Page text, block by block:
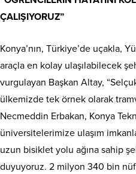
ÇALIŞIYORUZ”
Konya’nın, Türkiye’de uçakla,
araçla en kolay ulaşılabilecek
vurgulayan Başkan Altay,
ülkemizde tek örnek olarak
Necmeddin Erbakan, Konya
üniversitelerimize ulaşım
uzun bisiklet yolu ağına sahip
duyuyoruz. 2 milyon 340 bin